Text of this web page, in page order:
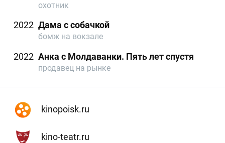
охотник
2022 Дама с собачкой
бомж на вокзале
2022 Анка с Молдаванки. Пять лет спустя
продавец на рынке
kinopoisk.ru
kino-teatr.ru